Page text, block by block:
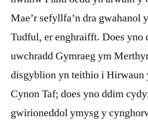
Mae’r sefyllfa’n dra gwahanol
Tudful, er enghraifft. Does yno
uwchradd Gymraeg ym
disgyblion yn teithio i Hirwaun
Cynon Taf; does yno ddim
gwirioneddol ymysg y